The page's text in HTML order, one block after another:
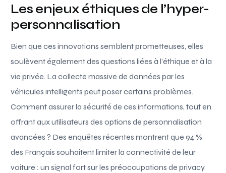
Les enjeux éthiques de l’hyper-
personnalisation
Bien que ces innovations semblent prometteuses, elles
soulèvent également des questions liées à l’éthique et à la
vie privée. La collecte massive de données par les
véhicules intelligents peut poser certains problèmes.
Comment assurer la sécurité de ces informations, tout en
offrant aux utilisateurs des options de personnalisation
avancées ? Des enquêtes récentes montrent que 94 %
des Français souhaitent limiter la connectivité de leur
voiture : un signal fort sur les préoccupations de privacy.